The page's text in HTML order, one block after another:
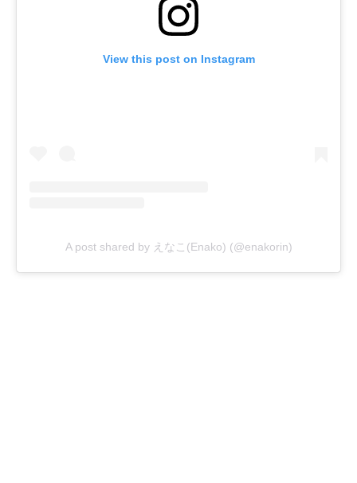
View this post on Instagram
A post shared by えなこ(Enako) (@enakorin)